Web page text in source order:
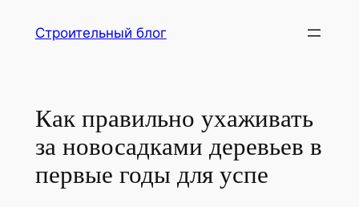
Строительный блог
Как правильно ухаживать
за новосадками деревьев в
первые годы для успе